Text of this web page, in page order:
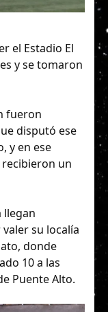
el Estadio El
y se tomaron
fueron
disputó ese
y en ese
un
llegan
su localía
donde
10 a las
Puente Alto.